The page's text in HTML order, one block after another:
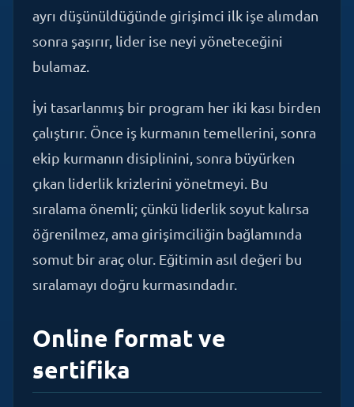
sonra şaşırır, lider ise neyi yöneteceğini
İyi tasarlanmış bir program her iki kası birden
çalıştırır. Önce iş kurmanın temellerini, sonra
ekip kurmanın disiplinini, sonra büyürken
çıkan liderlik krizlerini yönetmeyi. Bu
sıralama önemli; çünkü liderlik soyut kalırsa
öğrenilmez, ama girişimciliğin bağlamında
somut bir araç olur. Eğitimin asıl değeri bu
sıralamayı doğru kurmasındadır.
sertifika